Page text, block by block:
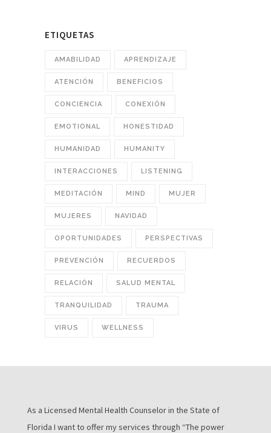
ETIQUETAS
AMABILIDAD APRENDIZAJE
ATENCIÓN BENEFICIOS
CONCIENCIA CONEXIÓN
EMOTIONAL HONESTIDAD
HUMANIDAD HUMANITY
INTERACCIONES LISTENING
MEDITACIÓN MIND MUJER
MUJERES NAVIDAD
OPORTUNIDADES PERSPECTIVAS
PREVENCIÓN RECUERDOS
RELACIÓN SALUD MENTAL
TRANQUILIDAD TRAUMA
VIRUS WELLNESS
As a Licensed Mental Health Counselor in the State of
Florida I want to offer my services through “The power